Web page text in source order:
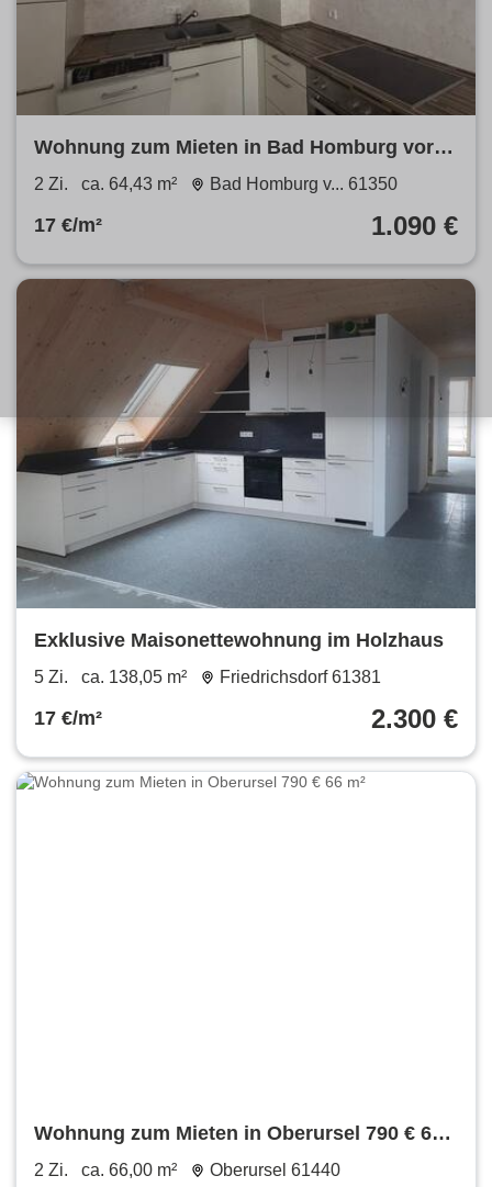
Wohnung zum Mieten in Bad Homburg vor
der Höhe 1.090 € 64.43 m²
2 Zi. ca. 64,43 m² Bad Homburg v... 61350
17 €/m² 1.090 €
Exklusive Maisonettewohnung im Holzhaus
5 Zi. ca. 138,05 m² Friedrichsdorf 61381
17 €/m² 2.300 €
Wohnung zum Mieten in Oberursel 790 € 66
m²
2 Zi. ca. 66,00 m² Oberursel 61440